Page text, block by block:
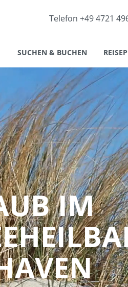
Telefon +49 4721
SUCHEN & BUCHEN
IM